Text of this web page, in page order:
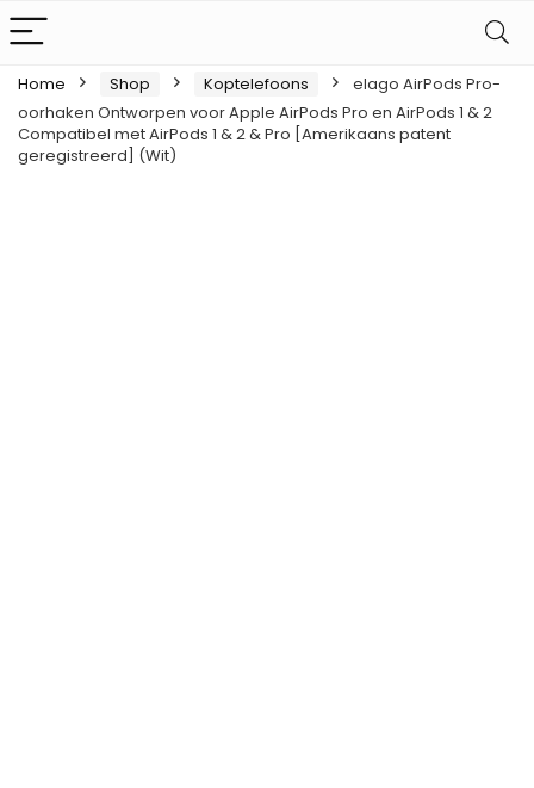
Home Shop Koptelefoons
elago AirPods Pro-
oorhaken Ontworpen voor Apple AirPods Pro en AirPods 1 & 2
Compatibel met AirPods 1 & 2 & Pro [Amerikaans patent
geregistreerd] (Wit)